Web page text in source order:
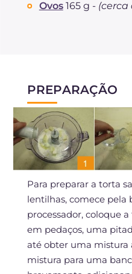
Ovos 165 g - (cerca
PREPARAÇÃO
Para preparar a torta
lentilhas, comece pela
processador, coloque
em pedaços, uma
até obter uma mistura
mistura para uma